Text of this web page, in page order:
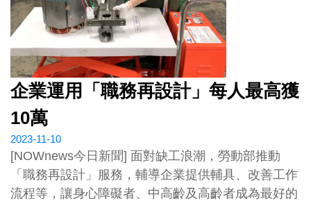
企業運用「職務再設計」每人最高獲
10萬
2023-11-10
[NOWnews今日新聞] 面對缺工浪潮，勞動部推動
「職務再設計」服務，輔導企業提供輔具、改善工作
流程等，讓身心障礙者、中高齡及高齡者成為最好的